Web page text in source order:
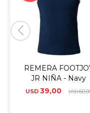
REMERA
JR NIÑA - Navy
USD 39,00 USD